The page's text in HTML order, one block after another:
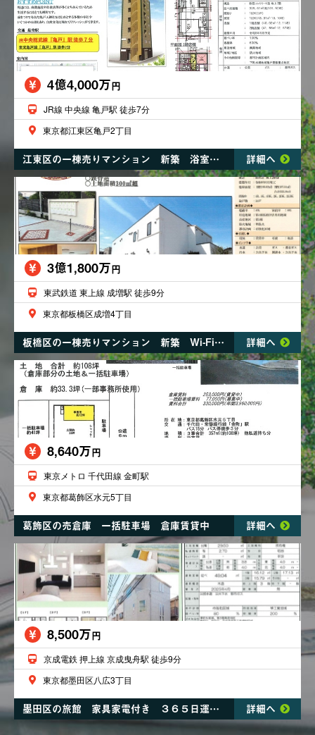
4億4,000万円
JR線 中央線 亀戸駅 徒歩7分
東京都江東区亀戸2丁目
江東区の一棟売りマンション 新築 浴室乾燥機 エレベーター TVモニターホン オートロック 詳細へ
3億1,800万円
東武鉄道 東上線 成増駅 徒歩9分
東京都板橋区成増4丁目
板橋区の一棟売りマンション 新築 Wi-Fi完備 都市ガス 詳細へ
8,640万円
東京メトロ 千代田線 金町駅
東京都葛飾区水元5丁目
葛飾区の売倉庫 一括駐車場 倉庫賃貸中 詳細へ
8,500万円
京成電鉄 押上線 京成曳舟駅 徒歩9分
東京都墨田区八広3丁目
墨田区の旅館 家具家電付き ３６５日運営可能 想定利回り１０．８７％ 詳細へ